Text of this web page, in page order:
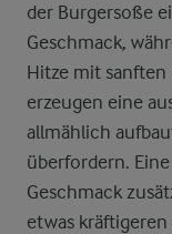
der Burgersoße
Geschmack,
Hitze mit
erzeugen eine
allmählich
überfordern.
Geschmack
etwas